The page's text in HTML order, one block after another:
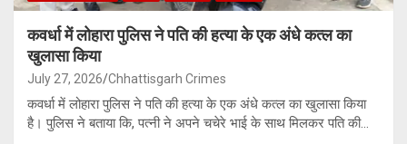
कवर्धा में लोहारा पुलिस ने पति की हत्या के एक अंधे कत्ल का
खुलासा किया
July 27, 2026 Chhattisgarh Crimes
कवर्धा में लोहारा पुलिस ने पति की हत्या के एक अंधे कत्ल का खुलासा किया
है। पुलिस ने बताया कि, पत्नी ने अपने चचेरे भाई के साथ मिलकर पति की…